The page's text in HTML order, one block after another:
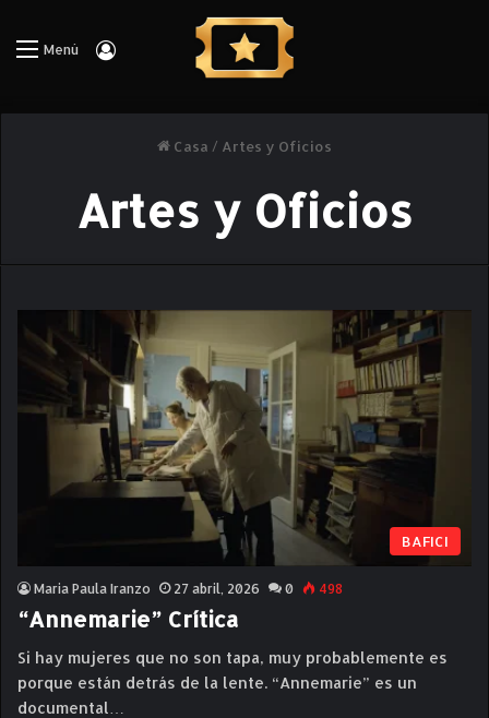
Menú Iniciar Sesión
Casa / Artes y Oficios
Artes y Oficios
BAFICI
Maria Paula Iranzo 27 abril, 2026 0 498
“Annemarie” Crítica
Si hay mujeres que no son tapa, muy probablemente es
porque están detrás de la lente. “Annemarie” es un
documental…